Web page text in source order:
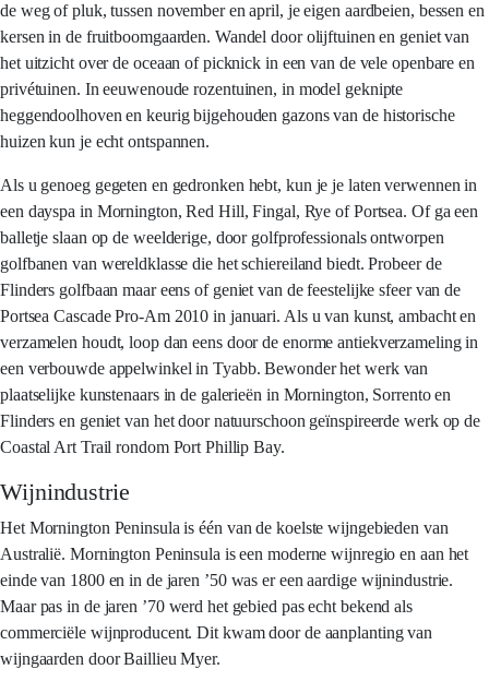
de weg of pluk, tussen november en april, je eigen aardbeien, bessen en
kersen in de fruitboomgaarden. Wandel door olijftuinen en geniet van
het uitzicht over de oceaan of picknick in een van de vele openbare en
privétuinen. In eeuwenoude rozentuinen, in model geknipte
heggendoolhoven en keurig bijgehouden gazons van de historische
huizen kun je echt ontspannen.
Als u genoeg gegeten en gedronken hebt, kun je je laten verwennen in
een dayspa in Mornington, Red Hill, Fingal, Rye of Portsea. Of ga een
balletje slaan op de weelderige, door golfprofessionals ontworpen
golfbanen van wereldklasse die het schiereiland biedt. Probeer de
Flinders golfbaan maar eens of geniet van de feestelijke sfeer van de
Portsea Cascade Pro-Am 2010 in januari. Als u van kunst, ambacht en
verzamelen houdt, loop dan eens door de enorme antiekverzameling in
een verbouwde appelwinkel in Tyabb. Bewonder het werk van
plaatselijke kunstenaars in de galerieën in Mornington, Sorrento en
Flinders en geniet van het door natuurschoon geïnspireerde werk op de
Coastal Art Trail rondom Port Phillip Bay.
Wijnindustrie
Het Mornington Peninsula is één van de koelste wijngebieden van
Australië. Mornington Peninsula is een moderne wijnregio en aan het
einde van 1800 en in de jaren ’50 was er een aardige wijnindustrie.
Maar pas in de jaren ’70 werd het gebied pas echt bekend als
commerciële wijnproducent. Dit kwam door de aanplanting van
wijngaarden door Baillieu Myer.